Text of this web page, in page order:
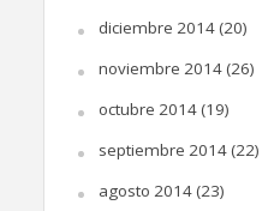
diciembre 2014(20)
noviembre 2014(26)
octubre 2014(19)
septiembre 2014(22)
agosto 2014(23)